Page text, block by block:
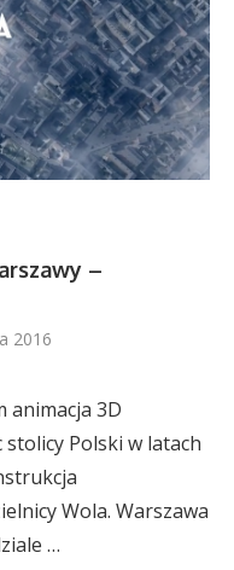
–
2016
animacja 3D
Polski w latach
Wola. Warszawa
…